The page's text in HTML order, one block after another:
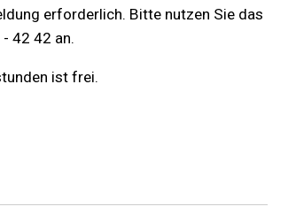
erforderlich. Bitte nutzen Sie das
42 42 an.
ist frei.